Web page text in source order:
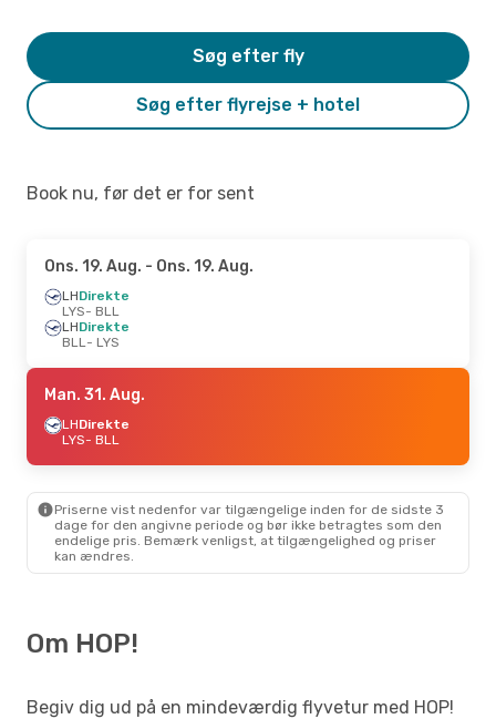
Søg efter flyrejse + hotel
Søg efter fly
Book nu, før det er for sent
Ons. 19. Aug. - Ons. 19. Aug.
LHDirekte
LYS- BLL
LHDirekte
BLL- LYS
Man. 31. Aug.
LHDirekte
LYS- BLL
Priserne vist nedenfor var tilgængelige inden for de sidste 3
dage for den angivne periode og bør ikke betragtes som den
endelige pris. Bemærk venligst, at tilgængelighed og priser
kan ændres.
Om HOP!
Begiv dig ud på en mindeværdig flyvetur med HOP!